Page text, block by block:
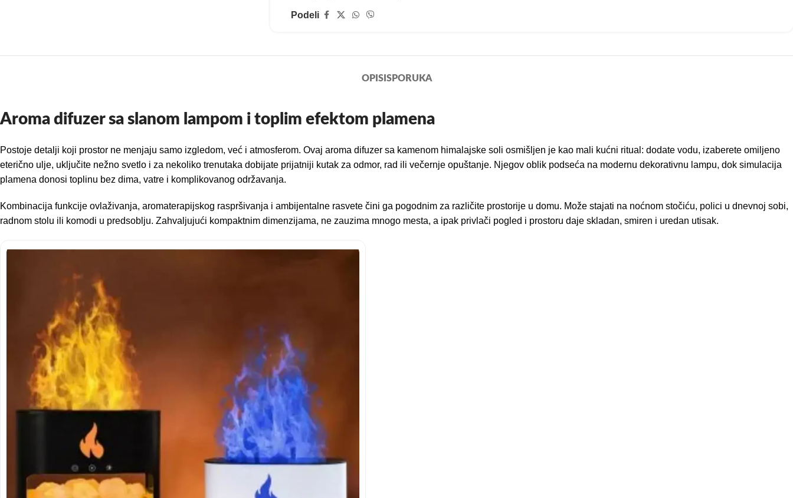
Podeli
OPISISPORUKA
Aroma difuzer sa slanom lampom i toplim efektom plamena
Postoje detalji koji prostor ne menjaju samo izgledom, već i atmosferom. Ovaj aroma difuzer sa kamenom himalajske soli osmišljen je kao mali kućni ritual: dodate vodu, izaberete omiljeno
eterično ulje, uključite nežno svetlo i za nekoliko trenutaka dobijate prijatniji kutak za odmor, rad ili večernje opuštanje. Njegov oblik podseća na modernu dekorativnu lampu, dok simulacija
plamena donosi toplinu bez dima, vatre i komplikovanog održavanja.
Kombinacija funkcije ovlaživanja, aromaterapijskog raspršivanja i ambijentalne rasvete čini ga pogodnim za različite prostorije u domu. Može stajati na noćnom stočiću, polici u dnevnoj sobi,
radnom stolu ili komodi u predsoblju. Zahvaljujući kompaktnim dimenzijama, ne zauzima mnogo mesta, a ipak privlači pogled i prostoru daje skladan, smiren i uredan utisak.